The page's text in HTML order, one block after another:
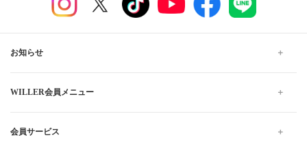
お知らせ
WILLER会員メニュー
会員サービス